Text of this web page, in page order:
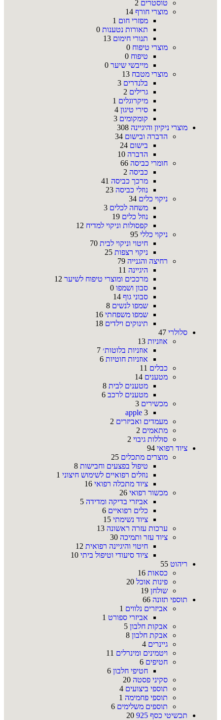
טוסטרים 2
מוצרי חורף 14
מפזרי חום 1
תאורות נטענות 0
תנורי חימום 13
מוצרי טיפוח 0
טיפוח 0
מייבשי שיער 0
מוצרי מטבח 13
בלנדרים 3
גרילים 2
מיקרוגלים 1
סירי טיגון 4
קומקומים 3
מוצרי ניקיון והיגיינה 308
הדברה ובישום 34
בישום 24
הדברה 10
חומרי כביסה 66
כביסה 2
מרכך כביסה 41
נוזלי כביסה 23
ניקוי כלים 34
משחה לכלים 3
נוזל כלים 19
קפסולות וניקוי למדיח 12
ניקוי כללי 95
חיטוי וניקוי לבית 70
ניקוי רצפות 25
רחיצה והגנייה 79
היגיינה 11
מרככים ומוצרי טיפוח לשיער 12
סבון ושמפו 0
סבוני גוף 14
שמפו לנשים 8
שמפו משפחתי 16
תינוקים וילדים 18
סלולרי 47
אוזניות 13
אוזניות בלוטות׳ 7
אוזניות חוטיות 6
כבלים 11
מטענים 14
מטענים לבית 8
מטענים לרכב 6
מכשירים 3
apple 3
מעמדים ואביזרים 2
מתאמים 2
סוללות גיבוי 2
ציוד רפואי 94
מוצרים מתכלים 25
טיפול בפצעים וחבישות 8
נוזלים רפואיים לשימוש חיצוני 1
ציוד מתכלה רפואי 16
מכשור רפואי 26
אביזרי בדיקה ומדידה 5
כלים רפואיים 6
ציוד נשימתי 15
ערכות עזרה ראשונה 13
ציוד עזר ותמיכה 30
חיטוי והיגיינה רפואית 12
ציוד סיעודי וטיפול ביתי 10
ריהוט 55
כסאות 16
פינות אוכל 20
שולחן 19
תוספי תזונה 66
אביזרים נלווים 1
אביזרי ספורט 1
אבקות חלבון 5
אבקת חלבון 8
גיינרים 4
ויטמינים ומינרלים 11
חטיפים 6
חטיפי חלבון 6
סקיני פסטה 20
תוספי ביצועים 4
תוספי פחמימה 1
תוספים משלימים 6
תכשיטי כסף 925
20